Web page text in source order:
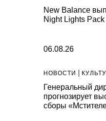
New Balance
Night Lights Pack
06.08.26
НОВОСТИ
Генеральный
прогнозирует
сборы